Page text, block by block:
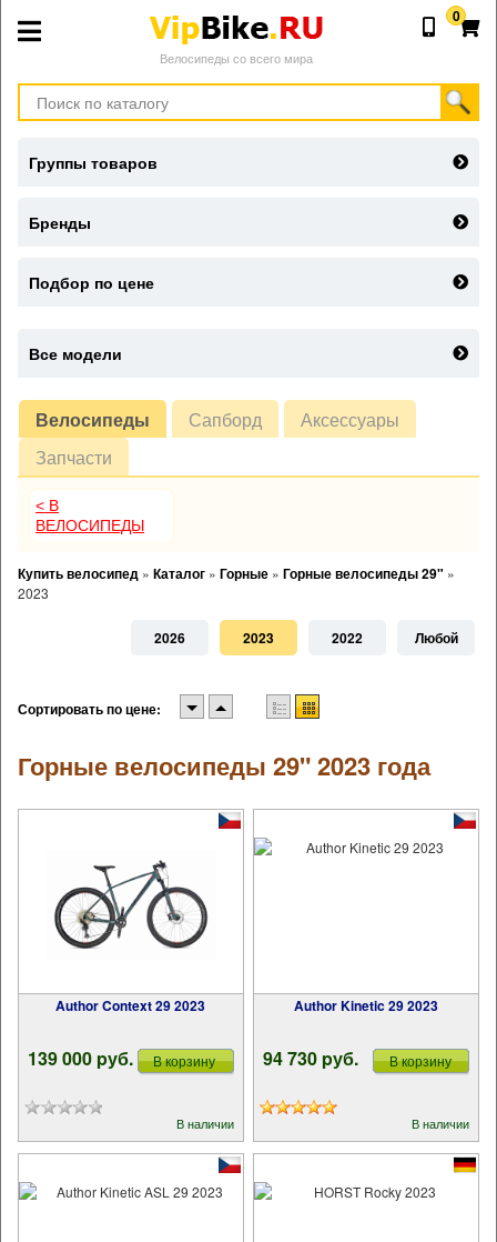
Велосипеды со всего мира
0
Велосипеды Сапборд
Аксессуары
Запчасти
< В
ВЕЛОСИПЕДЫ
Купить велосипед » Каталог » Горные » Горные велосипеды 29" »
2023
2026 2023 2022 Любой
Сортировать по цене:
Горные велосипеды 29" 2023 года
Author Context 29 2023
139 000 pуб. В корзину
В наличии
Author Kinetic 29 2023
94 730 pуб. В корзину
В наличии
Группы товаров
Бренды
Подбор по цене
Все модели